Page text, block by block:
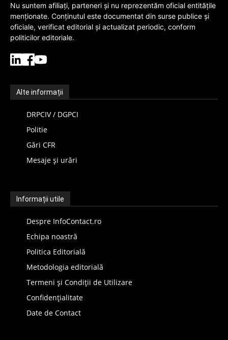
Nu suntem afiliați, parteneri și nu reprezentăm oficial entitățile
menționate. Conținutul este documentat din surse publice și
oficiale, verificat editorial și actualizat periodic, conform
politicilor editoriale.
Alte informații
DRPCIV / DGPCI
Politie
Gări CFR
Mesaje și urări
Informații utile
Despre InfoContact.ro
Echipa noastră
Politica Editorială
Metodologia editorială
Termeni și Condiții de Utilizare
Confidențialitate
Date de Contact